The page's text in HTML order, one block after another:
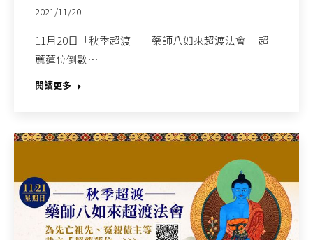
2021/11/20
11月20日「秋季超渡──藥師八如來超渡法會」 超
薦蓮位倒數…
閱讀更多